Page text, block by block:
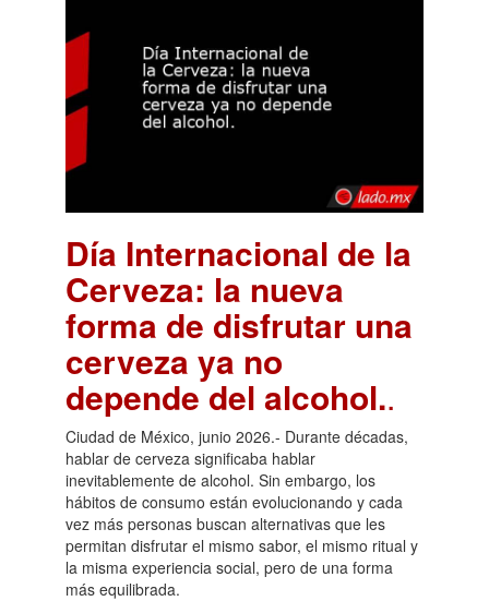
Día Internacional de la
Cerveza: la nueva
forma de disfrutar una
cerveza ya no
depende del alcohol..
Ciudad de México, junio 2026.- Durante décadas,
hablar de cerveza significaba hablar
inevitablemente de alcohol. Sin embargo, los
hábitos de consumo están evolucionando y cada
vez más personas buscan alternativas que les
permitan disfrutar el mismo sabor, el mismo ritual y
la misma experiencia social, pero de una forma
más equilibrada.